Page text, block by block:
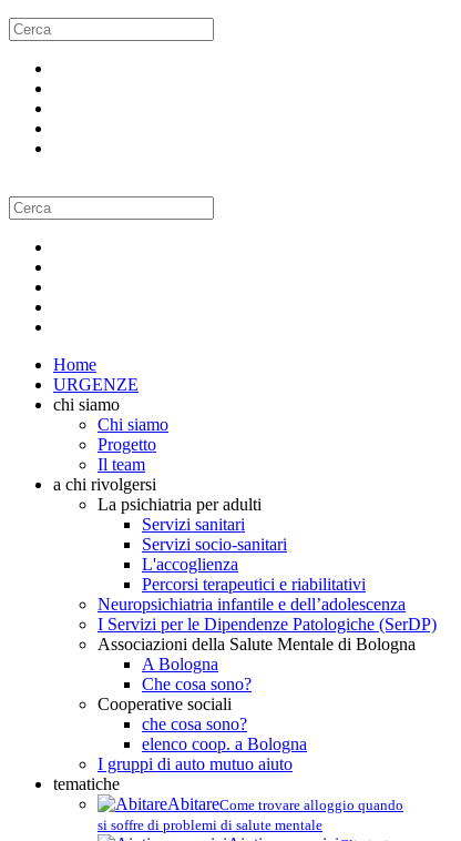
Home
URGENZE
chi siamo
Chi siamo
Progetto
Il team
a chi rivolgersi
La psichiatria per adulti
Servizi sanitari
Servizi socio-sanitari
L'accoglienza
Percorsi terapeutici e riabilitativi
Neuropsichiatria infantile e dell’adolescenza
I Servizi per le Dipendenze Patologiche (SerDP)
Associazioni della Salute Mentale di Bologna
A Bologna
Che cosa sono?
Cooperative sociali
che cosa sono?
elenco coop. a Bologna
I gruppi di auto mutuo aiuto
tematiche
AbitareCome trovare alloggio quando
si soffre di problemi di salute mentale